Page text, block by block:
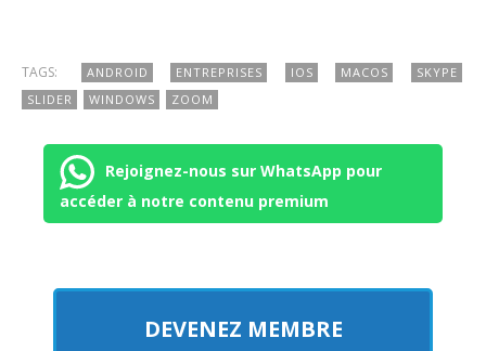
TAGS: ANDROID ENTREPRISES IOS MACOS
SKYPE
SLIDER
WINDOWS ZOOM
Rejoignez-nous sur WhatsApp pour
accéder à notre contenu premium
DEVENEZ MEMBRE